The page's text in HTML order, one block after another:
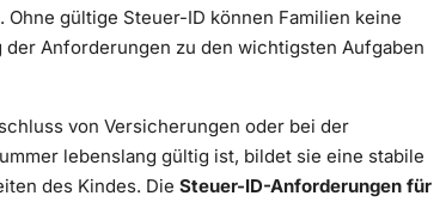
gültige Steuer-ID können Familien keine
Anforderungen zu den wichtigsten Aufgaben
von Versicherungen oder bei der
lebenslang gültig ist, bildet sie eine stabile
des Kindes. Die Steuer-ID-Anforderungen für